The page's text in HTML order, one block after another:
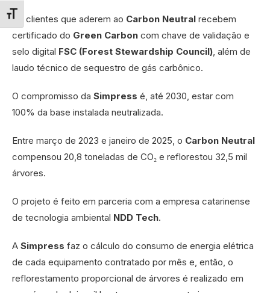
Alternar tamanho da fonte
Os clientes que aderem ao Carbon Neutral recebem
certificado do Green Carbon com chave de validação e
selo digital FSC (Forest Stewardship Council) , além de
laudo técnico de sequestro de gás carbônico.
O compromisso da Simpress é, até 2030, estar com
100% da base instalada neutralizada.
Entre março de 2023 e janeiro de 2025, o Carbon Neutral
compensou 20,8 toneladas de CO₂ e reflorestou 32,5 mil
árvores.
O projeto é feito em parceria com a empresa catarinense
de tecnologia ambiental NDD Tech.
A Simpress faz o cálculo do consumo de energia elétrica
de cada equipamento contratado por mês e, então, o
reflorestamento proporcional de árvores é realizado em